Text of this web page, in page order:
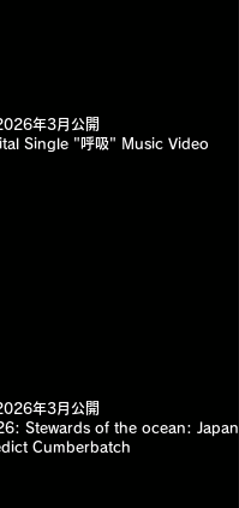
年3月公開
Single "呼吸" Music Video
年3月公開
Stewards of the ocean: Japan
Cumberbatch